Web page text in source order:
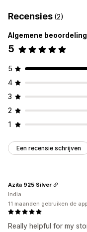
Recensies (2)
Algemene beoordeling
5
5
4
3
2
1
Een recensie schrijven
Really helpful for my
Azita 925 Silver
India
11 maanden gebruiken de app